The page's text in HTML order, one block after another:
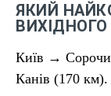
ЯКИЙ
Київ →
Канів (170